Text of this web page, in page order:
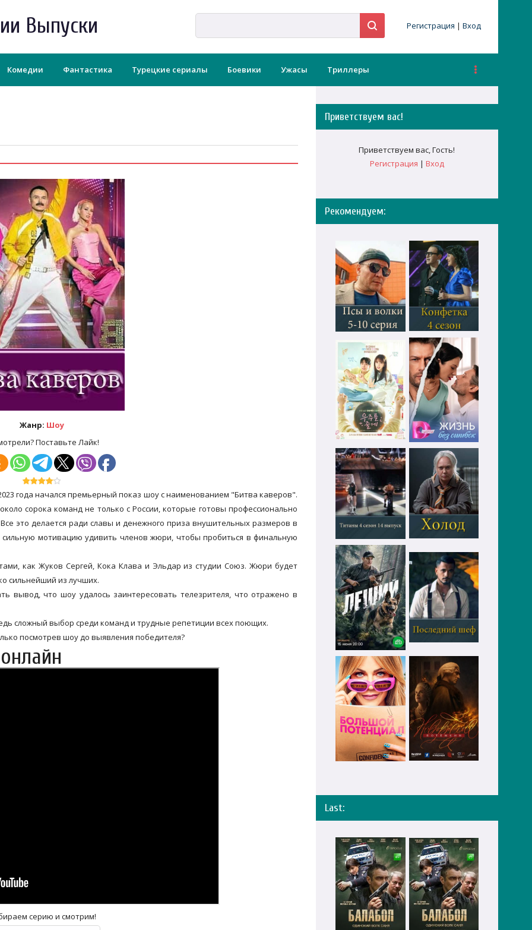
Выпуски Регистрация | Вход
Комедии Фантастика Турецкие сериалы Боевики Ужасы Триллеры
Жанр: Шоу
Поставьте Лайк!
года начался премьерный показ шоу с наименованием "Битва каверов".
сорока команд не только с России, которые готовы профессионально
это делается ради славы и денежного приза внушительных размеров в
мотивацию удивить членов жюри, чтобы пробиться в финальную
как Жуков Сергей, Кока Клава и Эльдар из студии Союз. Жюри будет
сильнейший из лучших.
вывод, что шоу удалось заинтересовать телезрителя, что отражено в
сложный выбор среди команд и трудные репетиции всех поющих.
посмотрев шоу до выявления победителя?
серию и смотрим!
Приветствуем вас!
Приветствуем вас,Гость!
Регистрация | Вход
Рекомендуем:
Last: